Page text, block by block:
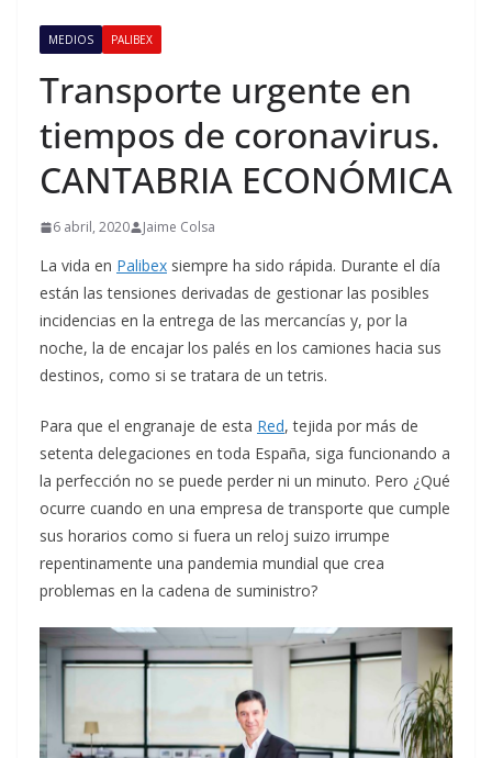
MEDIOS PALIBEX
Transporte urgente en
tiempos de coronavirus.
CANTABRIA ECONÓMICA
6 abril, 2020 Jaime Colsa
La vida en Palibex siempre ha sido rápida. Durante el día
están las tensiones derivadas de gestionar las posibles
incidencias en la entrega de las mercancías y, por la
noche, la de encajar los palés en los camiones hacia sus
destinos, como si se tratara de un tetris.
Para que el engranaje de esta Red, tejida por más de
setenta delegaciones en toda España, siga funcionando a
la perfección no se puede perder ni un minuto. Pero ¿Qué
ocurre cuando en una empresa de transporte que cumple
sus horarios como si fuera un reloj suizo irrumpe
repentinamente una pandemia mundial que crea
problemas en la cadena de suministro?